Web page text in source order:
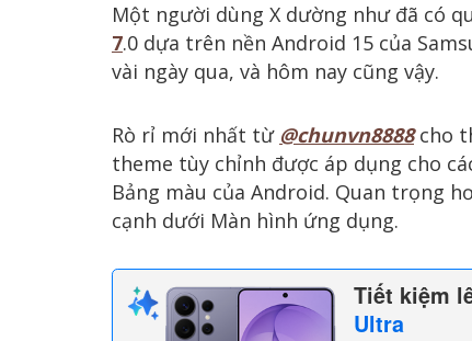
Một người dùng X dường như đã có
7.0 dựa trên nền Android 15 của
vài ngày qua, và hôm nay cũng vậy.
Rò rỉ mới nhất từ @chunvn8888cho
theme tùy chỉnh được áp dụng cho
Bảng màu của Android. Quan trọng
cạnh dưới Màn hình ứng dụng.
Tiết kiệm
Ultra